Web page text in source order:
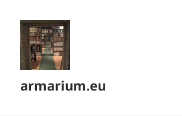
armarium.eu